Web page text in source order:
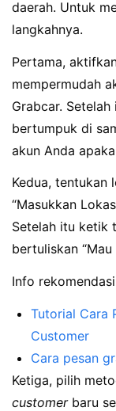
daerah. Untuk
langkahnya.
Pertama,
mempermudah
Grabcar.
bertumpuk di
akun Anda
Kedua, tentukan
“Masukkan
Setelah itu ketik
bertuliskan “Mau
Info
Tutorial Cara
Customer
Cara pesan
Ketiga, pilih
customerbaru